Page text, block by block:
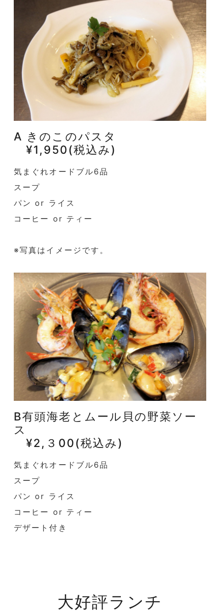
A きのこのパスタ
¥1,950(税込み)
気まぐれオードブル6品
スープ
パン or ライス
コーヒー or ティー
※写真はイメージです。
B有頭海老とムール貝の野菜ソー
ス
¥2,３00(税込み)
気まぐれオードブル6品
スープ
パン or ライス
コーヒー or ティー
デザート付き
大好評ランチ